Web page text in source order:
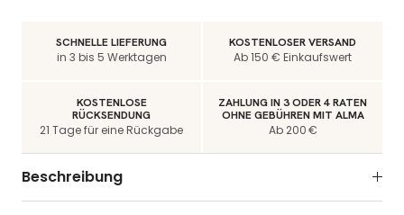
SCHNELLE LIEFERUNG
in 3 bis 5 Werktagen
KOSTENLOSER VERSAND
Ab 150 € Einkaufswert
KOSTENLOSE
RÜCKSENDUNG
21 Tage für eine Rückgabe
ZAHLUNG IN 3 ODER 4 RATEN
OHNE GEBÜHREN MIT ALMA
Ab 200 €
Beschreibung